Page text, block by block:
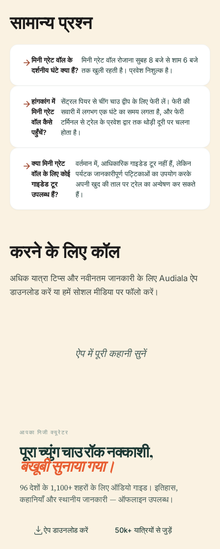
सामान्य प्रश्न
मिनी ग्रेट वॉल के
दर्शनीय घंटे क्या हैं?
मिनी ग्रेट वॉल रोजाना सुबह 8 बजे से शाम 6 बजे
तक खुली रहती है। प्रवेश निशुल्क है।
हांगकांग में
मिनी ग्रेट
वॉल कैसे
पहुँचें?
सेंट्रल पियर से चींग चाउ द्वीप के लिए फेरी लें। फेरी की
सवारी में लगभग एक घंटे का समय लगता है, और फेरी
टर्मिनल से ट्रेल के प्रवेश द्वार तक थोड़ी दूरी पर चलना
होता है।
क्या मिनी ग्रेट
वॉल के लिए कोई
गाइडेड टूर
उपलब्ध हैं?
वर्तमान में, आधिकारिक गाइडेड टूर नहीं हैं, लेकिन
पर्यटक जानकारीपूर्ण पट्टिकाओं का उपयोग करके
अपनी खुद की ताल पर ट्रेल का अन्वेषण कर सकते
हैं।
करने के लिए कॉल
अधिक यात्रा टिप्स और नवीनतम जानकारी के लिए Audiala ऐप
डाउनलोड करें या हमें सोशल मीडिया पर फॉलो करें।
ऐप में पूरी कहानी सुनें
आपका निजी क्यूरेटर
पूरा च्युंग चाउ रॉक नक्काशी,
बखूबी सुनाया गया।
96 देशों के 1,100+ शहरों के लिए ऑडियो गाइड। इतिहास,
कहानियाँ और स्थानीय जानकारी — ऑफलाइन उपलब्ध।
ऐप डाउनलोड करें 50k+ यात्रियों से जुड़ें